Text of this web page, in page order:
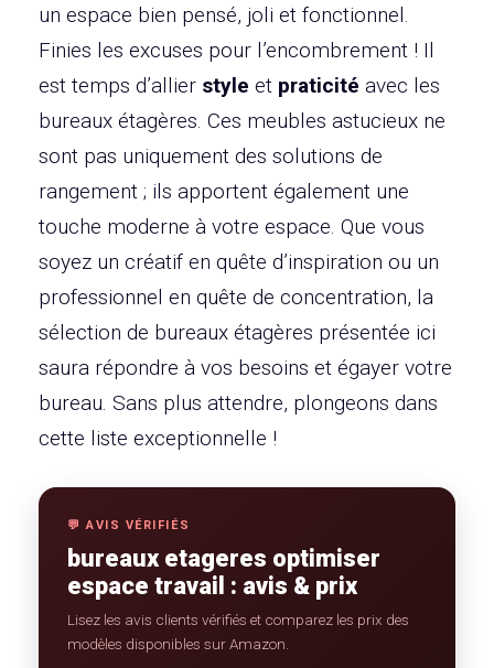
un espace bien pensé, joli et fonctionnel.
Finies les excuses pour l’encombrement ! Il
est temps d’allier style et praticité avec les
bureaux étagères. Ces meubles astucieux ne
sont pas uniquement des solutions de
rangement ; ils apportent également une
touche moderne à votre espace. Que vous
soyez un créatif en quête d’inspiration ou un
professionnel en quête de concentration, la
sélection de bureaux étagères présentée ici
saura répondre à vos besoins et égayer votre
bureau. Sans plus attendre, plongeons dans
cette liste exceptionnelle !
💬 AVIS VÉRIFIÉS
bureaux etageres optimiser
espace travail : avis & prix
Lisez les avis clients vérifiés et comparez les prix des
modèles disponibles sur Amazon.